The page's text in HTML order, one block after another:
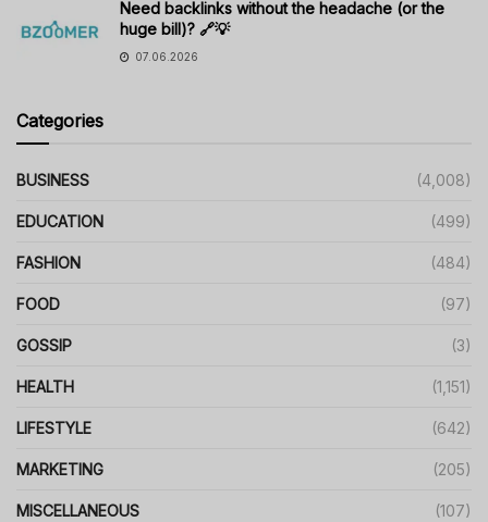
Need backlinks without the headache (or the
huge bill)? 🔗💡
07.06.2026
Categories
BUSINESS (4,008)
EDUCATION (499)
FASHION (484)
FOOD (97)
GOSSIP (3)
HEALTH (1,151)
LIFESTYLE (642)
MARKETING (205)
MISCELLANEOUS (107)